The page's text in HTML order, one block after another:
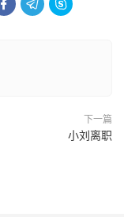
  
下一篇
小刘离职